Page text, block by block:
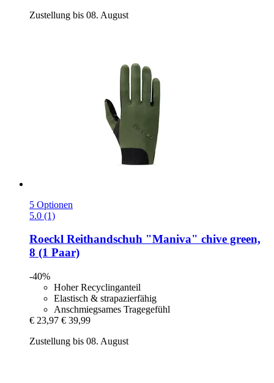
Zustellung bis 08. August
5 Optionen
5.0 (1)
Roeckl Reithandschuh "Maniva" chive green,
8 (1 Paar)
-40%
Hoher Recyclinganteil
Elastisch & strapazierfähig
Anschmiegsames Tragegefühl
€ 23,97 € 39,99
Zustellung bis 08. August